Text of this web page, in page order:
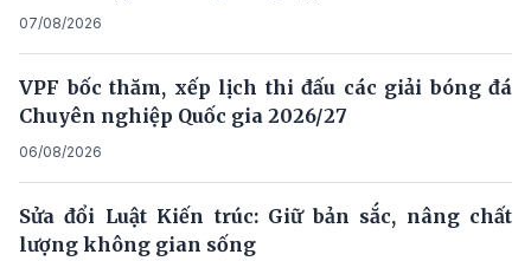
07/08/2026
VPF bốc thăm, xếp lịch thi đấu các giải bóng đá
Chuyên nghiệp Quốc gia 2026/27
06/08/2026
Sửa đổi Luật Kiến trúc: Giữ bản sắc, nâng chất
lượng không gian sống